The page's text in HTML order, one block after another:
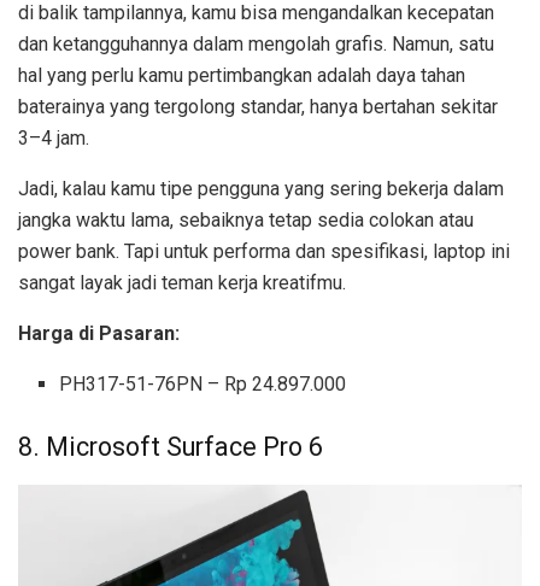
di balik tampilannya, kamu bisa mengandalkan kecepatan
dan ketangguhannya dalam mengolah grafis. Namun, satu
hal yang perlu kamu pertimbangkan adalah daya tahan
baterainya yang tergolong standar, hanya bertahan sekitar
3–4 jam.
Jadi, kalau kamu tipe pengguna yang sering bekerja dalam
jangka waktu lama, sebaiknya tetap sedia colokan atau
power bank. Tapi untuk performa dan spesifikasi, laptop ini
sangat layak jadi teman kerja kreatifmu.
Harga di Pasaran:
PH317-51-76PN – Rp 24.897.000
8. Microsoft Surface Pro 6